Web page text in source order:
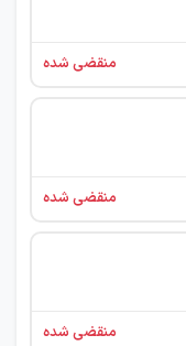
منقضی شده
منقضی شده
منقضی شده